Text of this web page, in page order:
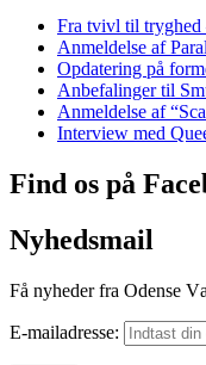
Fra tvivl til tryghed
Anmeldelse af
Opdatering på
Anbefalinger til
Anmeldelse af
Interview med
Find os på
Nyhedsmail
Få nyheder fra Odense
E-mailadresse: